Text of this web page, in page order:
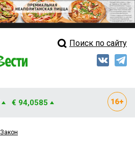
Свежий выпускПоиск по сайту
€ 94,0585
Закон